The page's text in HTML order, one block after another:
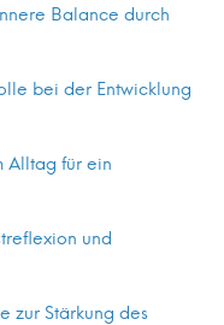
Balance durch
bei der Entwicklung
Alltag für ein
und
zur Stärkung des